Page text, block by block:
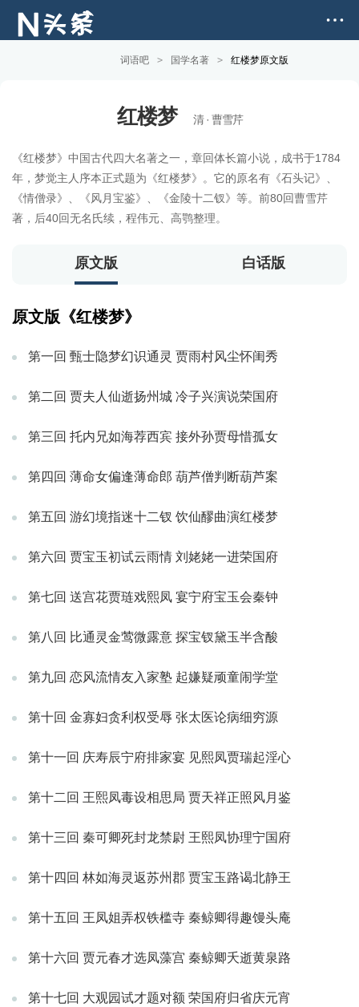
词语吧 > 国学名著 > 红楼梦原文版
红楼梦 清 · 曹雪芹
《红楼梦》中国古代四大名著之一，章回体长篇小说，成书于1784
年，梦觉主人序本正式题为《红楼梦》。它的原名有《石头记》、
《情僧录》、《风月宝鉴》、《金陵十二钗》等。前80回曹雪芹
著，后40回无名氏续，程伟元、高鹗整理。
原文版 白话版
原文版《红楼梦》
第一回 甄士隐梦幻识通灵 贾雨村风尘怀闺秀
第二回 贾夫人仙逝扬州城 冷子兴演说荣国府
第三回 托内兄如海荐西宾 接外孙贾母惜孤女
第四回 薄命女偏逢薄命郎 葫芦僧判断葫芦案
第五回 游幻境指迷十二钗 饮仙醪曲演红楼梦
第六回 贾宝玉初试云雨情 刘姥姥一进荣国府
第七回 送宫花贾琏戏熙凤 宴宁府宝玉会秦钟
第八回 比通灵金莺微露意 探宝钗黛玉半含酸
第九回 恋风流情友入家塾 起嫌疑顽童闹学堂
第十回 金寡妇贪利权受辱 张太医论病细穷源
第十一回 庆寿辰宁府排家宴 见熙凤贾瑞起淫心
第十二回 王熙凤毒设相思局 贾天祥正照风月鉴
第十三回 秦可卿死封龙禁尉 王熙凤协理宁国府
第十四回 林如海灵返苏州郡 贾宝玉路谒北静王
第十五回 王凤姐弄权铁槛寺 秦鲸卿得趣馒头庵
第十六回 贾元春才选凤藻宫 秦鲸卿夭逝黄泉路
第十七回 大观园试才题对额 荣国府归省庆元宵